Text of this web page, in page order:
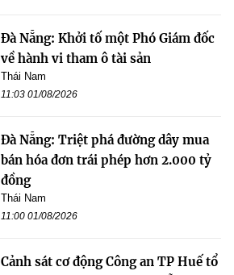
Đà Nẵng: Khởi tố một Phó Giám đốc
về hành vi tham ô tài sản
Thái Nam
11:03 01/08/2026
Đà Nẵng: Triệt phá đường dây mua
bán hóa đơn trái phép hơn 2.000 tỷ
đồng
Thái Nam
11:00 01/08/2026
Cảnh sát cơ động Công an TP Huế tổ